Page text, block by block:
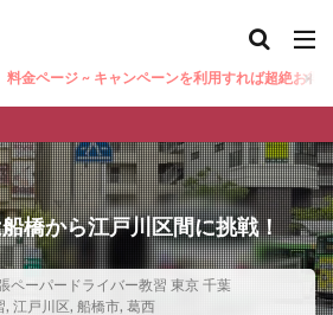
料金ページ ~ キャンペーンを利用すれば超絶お得 ~
橋から江戸川区間に挑戦！
ペーパードライバー教習 東京 千葉
, 江戸川区, 船橋市, 葛西